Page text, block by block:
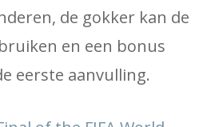
de gokker kan de
en een bonus
eerste aanvulling.